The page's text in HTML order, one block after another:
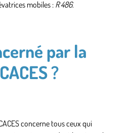
mobiles : R 486.
par la
?
concerne tous ceux qui